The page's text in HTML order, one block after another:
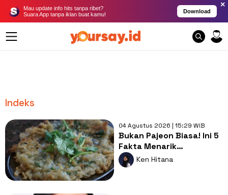
Mau update info hits tanpa ribet?
Suara App tanpa iklan buat kamu!
Download
×
Indeks
04 Agustus 2026 | 15:29 WIB
Bukan Pajeon Biasa! Ini 5
Fakta Menarik
Padakjeon, Pancake
Korea Tinggi Protein
Ken Hitana